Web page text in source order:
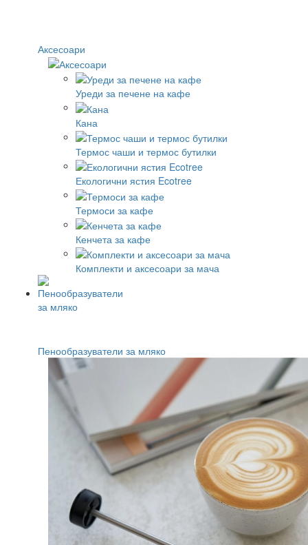
Аксесоари
Уреди за печене на кафе
Кана
Термос чаши и термос бутилки
Екологични ястия Ecotree
Термоси за кафе
Кенчета за кафе
Комплекти и аксесоари за мача
Пенообразуватели за мляко